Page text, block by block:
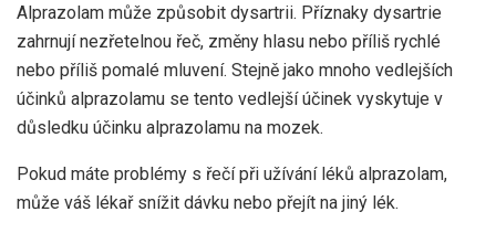
Alprazolam může způsobit dysartrii. Příznaky dysartrie
zahrnují nezřetelnou řeč, změny hlasu nebo příliš rychlé
nebo příliš pomalé mluvení. Stejně jako mnoho vedlejších
účinků alprazolamu se tento vedlejší účinek vyskytuje v
důsledku účinku alprazolamu na mozek.
Pokud máte problémy s řečí při užívání léků alprazolam,
může váš lékař snížit dávku nebo přejít na jiný lék.